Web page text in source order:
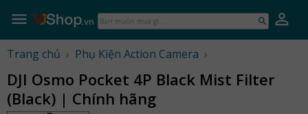
Bạn
muốn
gì...
Trang chủ › Phụ Kiện Action Camera ›
DJI Osmo Pocket 4P Black Mist Filter
(Black) | Chính hãng